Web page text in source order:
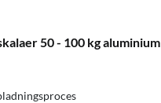
50 - 100 kg aluminium